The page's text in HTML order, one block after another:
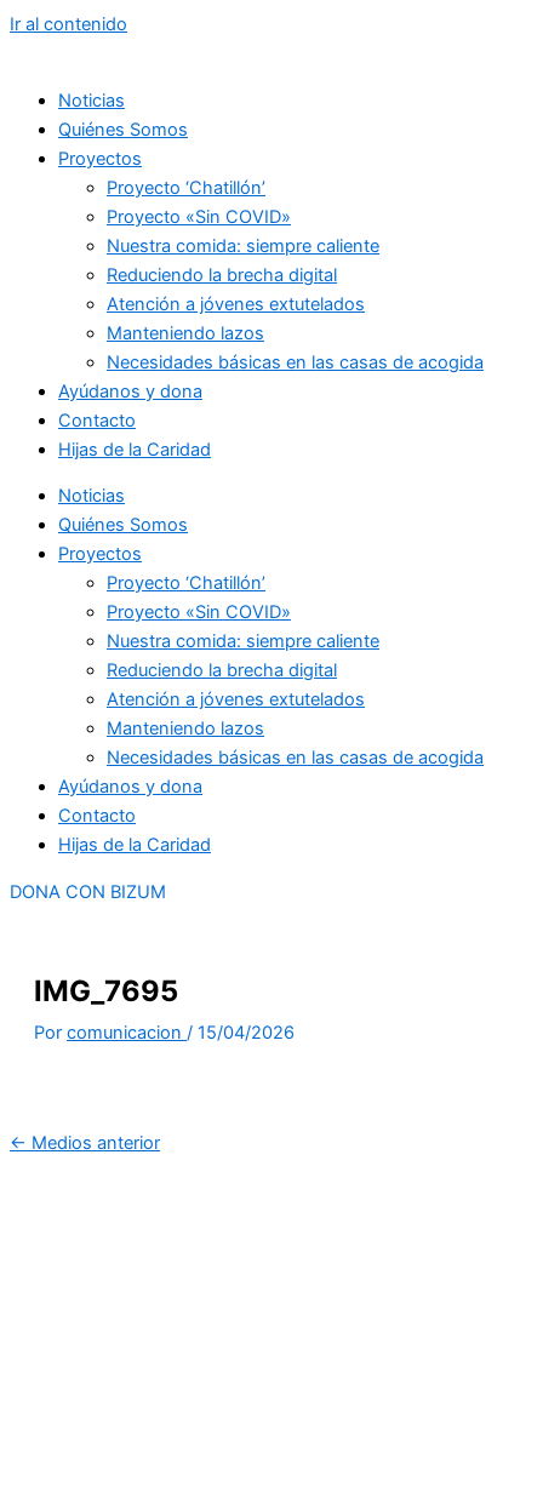
Ir al contenido
Noticias
Quiénes Somos
Proyectos
Proyecto ‘Chatillón’
Proyecto «Sin COVID»
Nuestra comida: siempre caliente
Reduciendo la brecha digital
Atención a jóvenes extutelados
Manteniendo lazos
Necesidades básicas en las casas de acogida
Ayúdanos y dona
Contacto
Hijas de la Caridad
Noticias
Quiénes Somos
Proyectos
Proyecto ‘Chatillón’
Proyecto «Sin COVID»
Nuestra comida: siempre caliente
Reduciendo la brecha digital
Atención a jóvenes extutelados
Manteniendo lazos
Necesidades básicas en las casas de acogida
Ayúdanos y dona
Contacto
Hijas de la Caridad
DONA CON BIZUM
IMG_7695
Por comunicacion / 15/04/2026
← Medios anterior